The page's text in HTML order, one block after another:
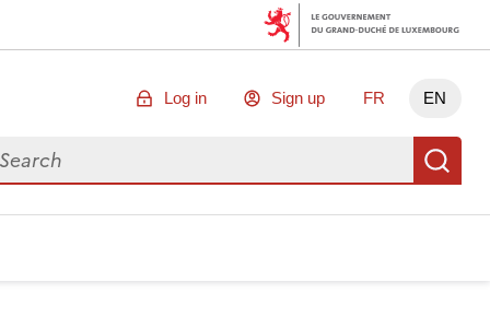
Log in Sign up FR EN
for data